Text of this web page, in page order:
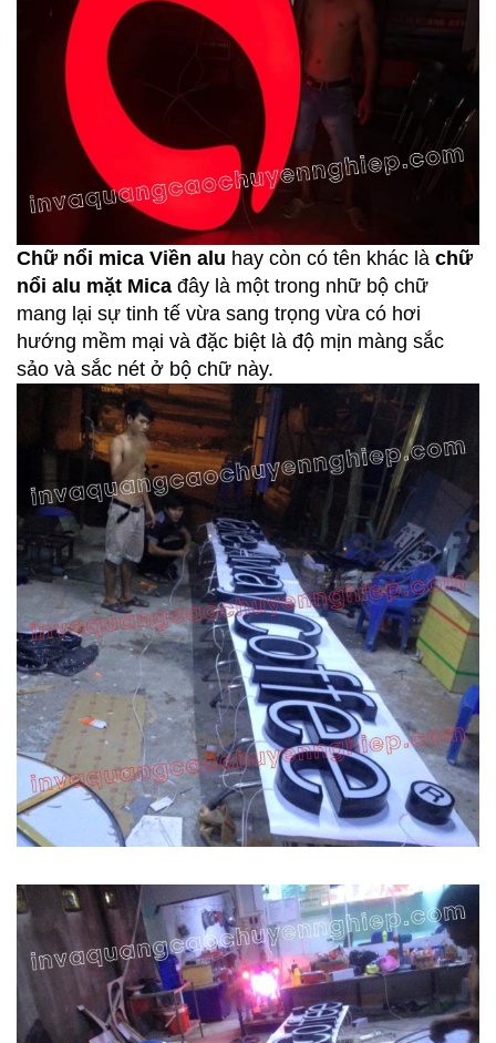
Chữ nổi mica Viền alu hay còn có tên khác là chữ
nổi alu mặt Mica đây là một trong nhữ bộ chữ
mang lại sự tinh tế vừa sang trọng vừa có hơi
hướng mềm mại và đặc biệt là độ mịn màng sắc
sảo và sắc nét ở bộ chữ này.